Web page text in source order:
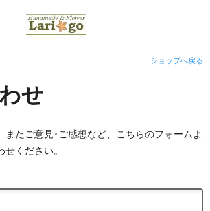
ショップへ戻る
せ
またご意見･ご感想など、こちらのフォームよ
ください。